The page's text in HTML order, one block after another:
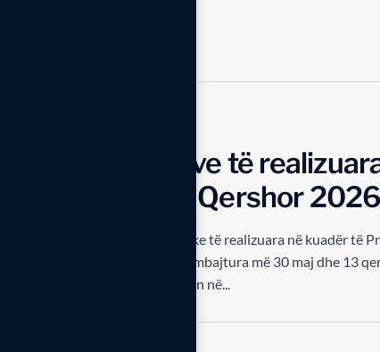
e trajnimeve të
30 Maj dhe 13 Qershor
e ciklit të parë të trajnimeve fizike të realizuara në kuadër të
Profesional (EVP) 2026, të mbajtura më 30 maj dhe 13
poshtë. Këto materiale u vihen në...